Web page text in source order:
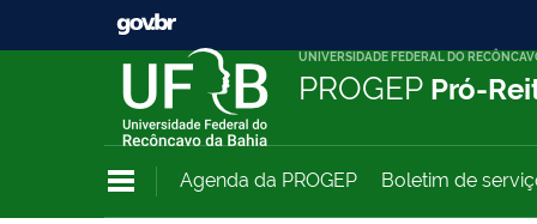
UNIVERSIDADE FEDERAL DO
PROGEP Pró-
Agenda da PROGEP Boletim de